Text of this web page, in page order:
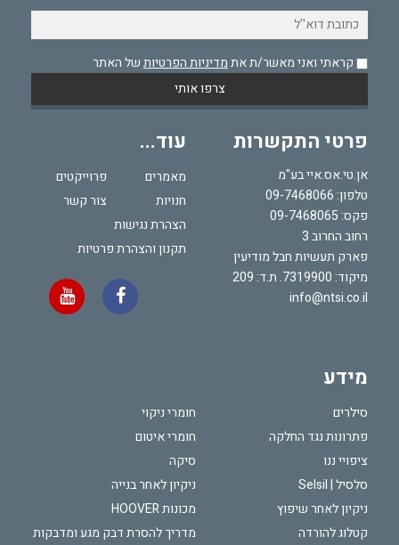
קראתי ואני מאשר/ת אתמדיניות הפרטיותשל האתר
פרטי התקשרות
אן.טי.אס.איי בע"מ
טלפון: 09-7468066
פקס: 09-7468065
רחוב החרוב 3
פארק תעשיות חבל מודיעין
מיקוד: 7319900. ת.ד: 209
info@ntsi.co.il
מידע
סילרים
חומרי ניקוי
פתרונות נגד החלקה
חומרי איטום
ציפויי ננו
סיקה
סלסיל | Selsil
ניקיון לאחר בנייה
ניקיון לאחר שיפוץ
מכונות HOOVER
קטלוג להורדה
מדריך להסרת דבק מגע ומדבקות
עוד...
מאמרים
פרוייקטים
חנויות
צור קשר
הצהרת נגישות
תקנון והצהרת פרטיות